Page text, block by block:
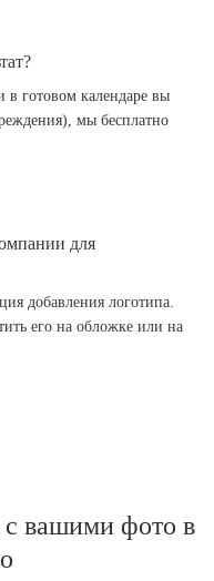
в готовом календаре вы
мы бесплатно
для
добавления логотипа.
его на обложке или на
с вашими фото в